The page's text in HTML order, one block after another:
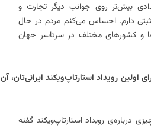
بیش‌تر روی جوانب دیگر تجارت و
دارم. احساس می‌کنم مردم در حال
و کشورهای مختلف در سرتاسر جهان
رویداد استارتاپ‌ویکند ایرانی‌تان، آن
درباره‌ی رویداد استارتاپ‌ویکند گفته